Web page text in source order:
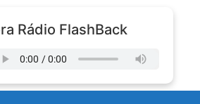
Rádio FlashBack